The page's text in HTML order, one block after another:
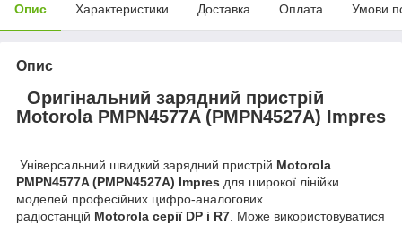
Опис Характеристики Доставка Оплата Умови
Опис
Оригінальний зарядний пристрій
Motorola PMPN4577A (PMPN4527A) Impres
Універсальний швидкий зарядний пристрій Motorola
PMPN4577A (PMPN4527A) Impres для широкої лінійки
моделей професійних цифро-аналогових
радіостанцій Motorola серії DP і R7. Може використовуватися